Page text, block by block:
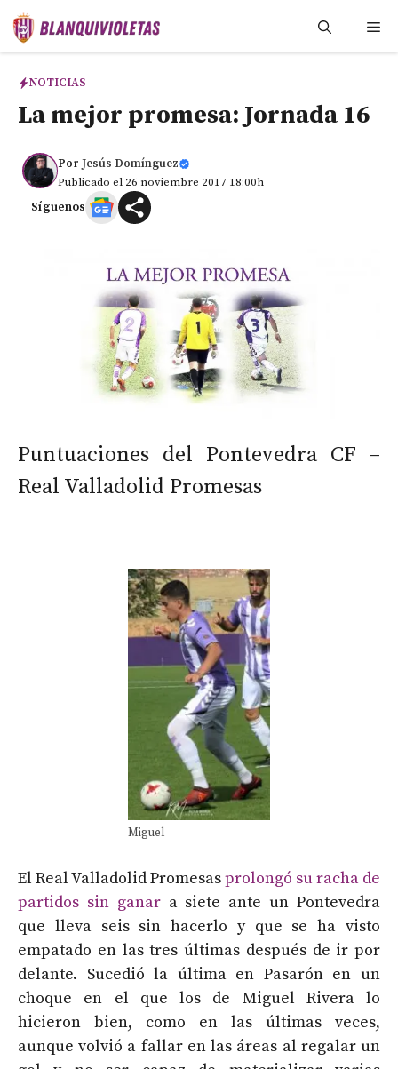
Saltar
NOTICIAS
La mejor promesa: Jornada 16
Por Jesús Domínguez
Publicado el 26 noviembre 2017 18:00h
Síguenos
Puntuaciones del Pontevedra CF –
Real Valladolid Promesas
Miguel
El Real Valladolid Promesasprolongó su racha de
partidos sin ganara siete ante un Pontevedra
que lleva seis sin hacerlo y que se ha visto
empatado en las tres últimas después de ir por
delante. Sucedió la última en Pasarón en un
choque en el que los de Miguel Rivera lo
hicieron bien, como en las últimas veces,
aunque volvió a fallar en las áreas al regalar un